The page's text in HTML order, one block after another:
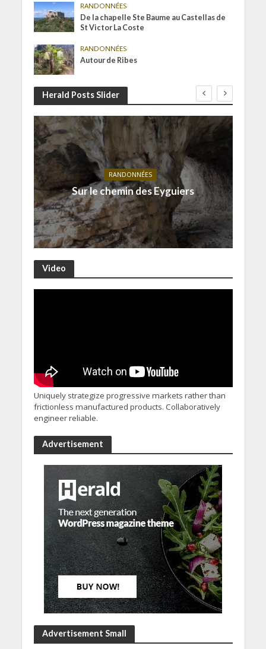
RANDONNÉES
De la chapelle Ste Baume au Castellas de
St Victor La Coste
RANDONNÉES
Autour de Ribes
Herald Posts Slider
RANDONNÉES
Sur le chemin des Eyguiers
Video
Uniquely strategize progressive markets rather than
frictionless manufactured products. Collaboratively
engineer reliable.
Advertisement
Advertisement Small